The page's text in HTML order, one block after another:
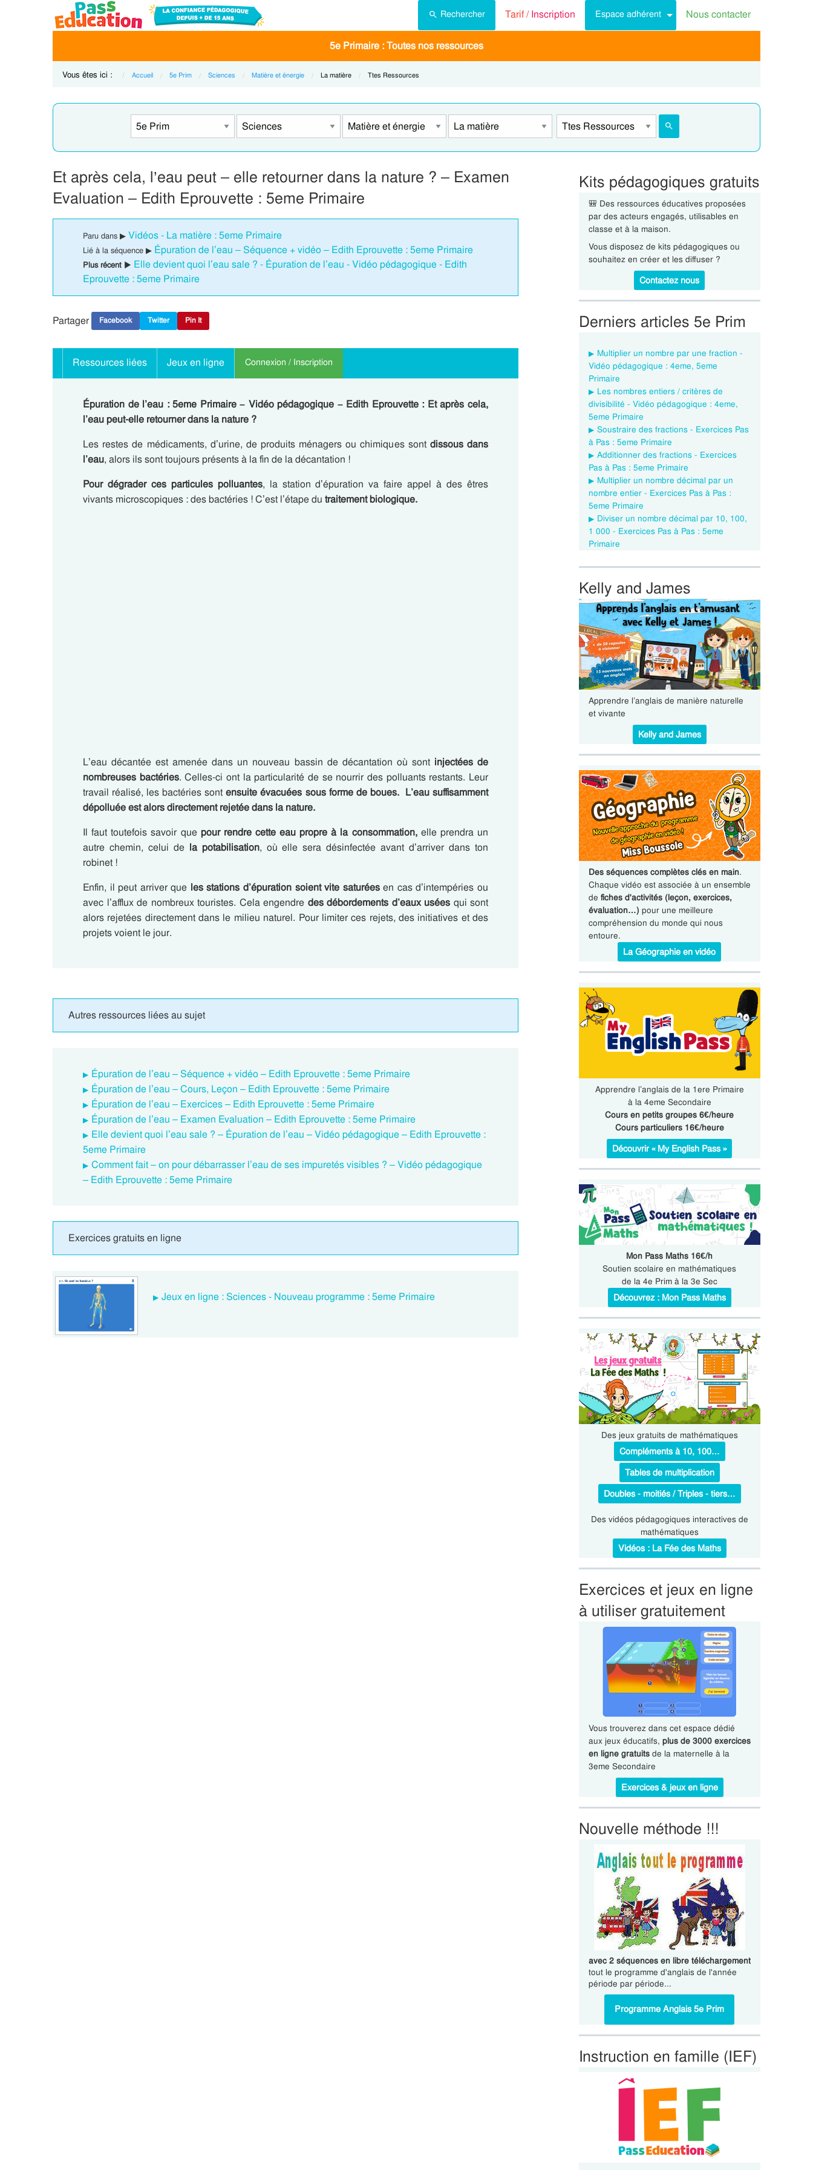
Rechercher Tarif /Inscription Espace adhérent Nous contacter
5e Primaire : Toutes nos ressources
Vous êtes ici : Accueil 5e Prim Sciences Matière et énergie Current:
La matière Current:
Ttes Ressources
Et après cela, l’eau peut – elle retourner dans la nature ? – Examen
Evaluation – Edith Eprouvette : 5eme Primaire
Paru dans ▶ Vidéos - La matière : 5eme Primaire
Lié à la séquence ▶ Épuration de l’eau – Séquence + vidéo – Edith Eprouvette : 5eme Primaire
Plus récent ▶ Elle devient quoi l’eau sale ? - Épuration de l’eau - Vidéo pédagogique - Edith
Eprouvette : 5eme Primaire
Partager Facebook Twitter Pin It
Ressources liées Jeux en ligne Connexion / Inscription
Épuration de l’eau : 5eme Primaire – Vidéo pédagogique – Edith Eprouvette : Et après cela,
l’eau peut-elle retourner dans la nature ?
Les restes de médicaments, d’urine, de produits ménagers ou chimiques sont dissous dans
l’eau, alors ils sont toujours présents à la fin de la décantation !
Pour dégrader ces particules polluantes, la station d’épuration va faire appel à des êtres
vivants microscopiques : des bactéries ! C’est l’étape du traitement biologique.
L’eau décantée est amenée dans un nouveau bassin de décantation où sont injectées de
nombreuses bactéries. Celles-ci ont la particularité de se nourrir des polluants restants. Leur
travail réalisé, les bactéries sontensuite évacuées sous forme de boues. L’eau suffisamment
dépolluée est alors directement rejetée dans la nature.
Il faut toutefois savoir que pour rendre cette eau propre à la consommation, elle prendra un
autre chemin, celui de la potabilisation, où elle sera désinfectée avant d’arriver dans ton
robinet !
Enfin, il peut arriver que les stations d’épuration soient vite saturéesen cas d’intempéries ou
avec l’afflux de nombreux touristes. Cela engendre des débordements d’eaux usées qui sont
alors rejetées directement dans le milieu naturel. Pour limiter ces rejets, des initiatives et des
projets voient le jour.
Autres ressources liées au sujet
Épuration de l’eau – Séquence + vidéo – Edith Eprouvette : 5eme Primaire
Épuration de l’eau – Cours, Leçon – Edith Eprouvette : 5eme Primaire
Épuration de l’eau – Exercices – Edith Eprouvette : 5eme Primaire
Épuration de l’eau – Examen Evaluation – Edith Eprouvette : 5eme Primaire
Elle devient quoi l’eau sale ? – Épuration de l’eau – Vidéo pédagogique – Edith Eprouvette :
5eme Primaire
Comment fait – on pour débarrasser l’eau de ses impuretés visibles ? – Vidéo pédagogique
– Edith Eprouvette : 5eme Primaire
Exercices gratuits en ligne
Jeux en ligne : Sciences - Nouveau programme : 5eme Primaire
Kits pédagogiques gratuits
🎒 Des ressources éducatives proposées
par des acteurs engagés, utilisables en
classe et à la maison.
Vous disposez de kits pédagogiques ou
souhaitez en créer et les diffuser ?
Contactez nous
Derniers articles 5e Prim
Multiplier un nombre par une fraction -
Vidéo pédagogique : 4eme, 5eme
Primaire
Les nombres entiers / critères de
divisibilité - Vidéo pédagogique : 4eme,
5eme Primaire
Soustraire des fractions - Exercices Pas
à Pas : 5eme Primaire
Additionner des fractions - Exercices
Pas à Pas : 5eme Primaire
Multiplier un nombre décimal par un
nombre entier - Exercices Pas à Pas :
5eme Primaire
Diviser un nombre décimal par 10, 100,
1 000 - Exercices Pas à Pas : 5eme
Primaire
Kelly and James
Apprendre l’anglais de manière naturelle
et vivante
Kelly and James
Des séquences complètes clés en main.
Chaque vidéo est associée à un ensemble
de fiches d'activités (leçon, exercices,
évaluation…) pour une meilleure
compréhension du monde qui nous
entoure.
La Géographie en vidéo
Apprendre l’anglais de la 1ere Primaire
à la 4eme Secondaire
Cours en petits groupes 6€/heure
Cours particuliers 16€/heure
Découvrir « My English Pass »
Mon Pass Maths 16€/h
Soutien scolaire en mathématiques
de la 4e Prim à la 3e Sec
Découvrez : Mon Pass Maths
Des jeux gratuits de mathématiques
Compléments à 10, 100…
Tables de multiplication
Doubles - moitiés / Triples - tiers…
Des vidéos pédagogiques interactives de
mathématiques
Vidéos : La Fée des Maths
Exercices et jeux en ligne
à utiliser gratuitement
Vous trouverez dans cet espace dédié
aux jeux éducatifs, plus de 3000 exercices
en ligne gratuitsde la maternelle à la
3eme Secondaire
Exercices & jeux en ligne
Nouvelle méthode !!!
avec 2 séquences en libre téléchargement
tout le programme d'anglais de l'année
période par période...
Programme Anglais 5e Prim
Instruction en famille (IEF)